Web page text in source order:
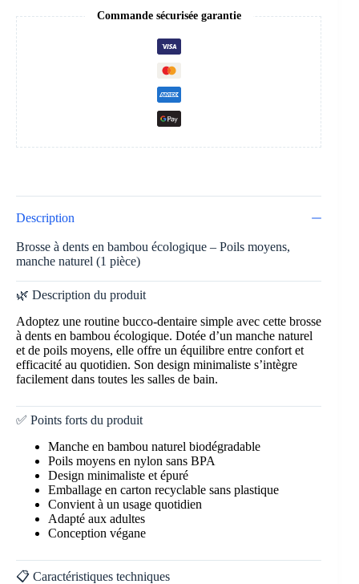
Commande sécurisée garantie
Description
Brosse à dents en bambou écologique – Poils moyens,
manche naturel (1 pièce)
🌿 Description du produit
Adoptez une routine bucco-dentaire simple avec cette brosse
à dents en bambou écologique. Dotée d’un manche naturel
et de poils moyens, elle offre un équilibre entre confort et
efficacité au quotidien. Son design minimaliste s’intègre
facilement dans toutes les salles de bain.
✅ Points forts du produit
Manche en bambou naturel biodégradable
Poils moyens en nylon sans BPA
Design minimaliste et épuré
Emballage en carton recyclable sans plastique
Convient à un usage quotidien
Adapté aux adultes
Conception végane
📋 Caractéristiques techniques